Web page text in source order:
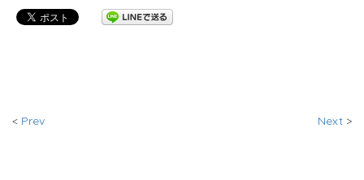
< Prev Next >